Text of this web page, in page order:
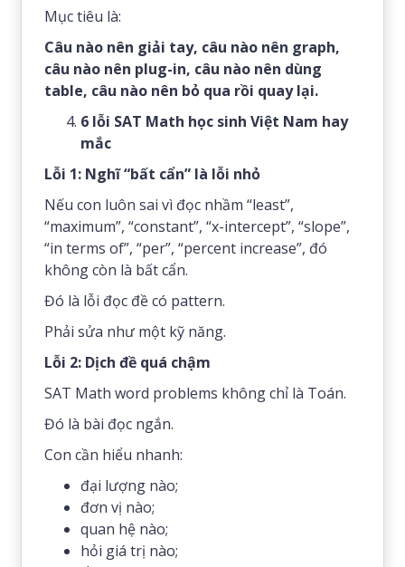
Mục tiêu là:
Câu nào nên giải tay, câu nào nên graph,
câu nào nên plug-in, câu nào nên dùng
table, câu nào nên bỏ qua rồi quay lại.
6 lỗi SAT Math học sinh Việt Nam hay
mắc
Lỗi 1: Nghĩ “bất cẩn” là lỗi nhỏ
Nếu con luôn sai vì đọc nhầm “least”,
“maximum”, “constant”, “x-intercept”, “slope”,
“in terms of”, “per”, “percent increase”, đó
không còn là bất cẩn.
Đó là lỗi đọc đề có pattern.
Phải sửa như một kỹ năng.
Lỗi 2: Dịch đề quá chậm
SAT Math word problems không chỉ là Toán.
Đó là bài đọc ngắn.
Con cần hiểu nhanh:
đại lượng nào;
đơn vị nào;
quan hệ nào;
hỏi giá trị nào;